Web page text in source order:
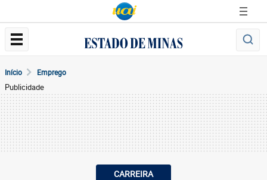
Início Emprego
Publicidade
CARREIRA